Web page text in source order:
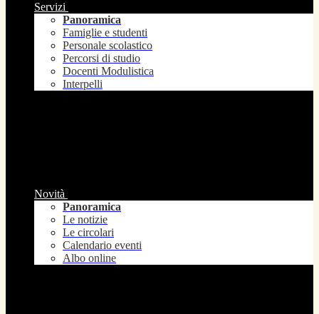
Servizi
Panoramica
Famiglie e studenti
Personale scolastico
Percorsi di studio
Docenti Modulistica
Interpelli
Novità
Panoramica
Le notizie
Le circolari
Calendario eventi
Albo online